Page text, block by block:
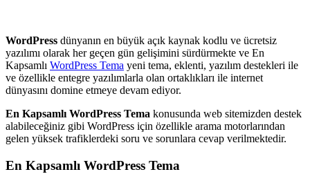
WordPress dünyanın en büyük açık kaynak kodlu ve ücretsiz
yazılımı olarak her geçen gün gelişimini sürdürmekte ve En
Kapsamlı WordPress Tema yeni tema, eklenti, yazılım destekleri ile
ve özellikle entegre yazılımlarla olan ortaklıkları ile internet
dünyasını domine etmeye devam ediyor.
En Kapsamlı WordPress Tema konusunda web sitemizden destek
alabileceğiniz gibi WordPress için özellikle arama motorlarından
gelen yüksek trafiklerdeki soru ve sorunlara cevap verilmektedir.
En Kapsamlı WordPress Tema